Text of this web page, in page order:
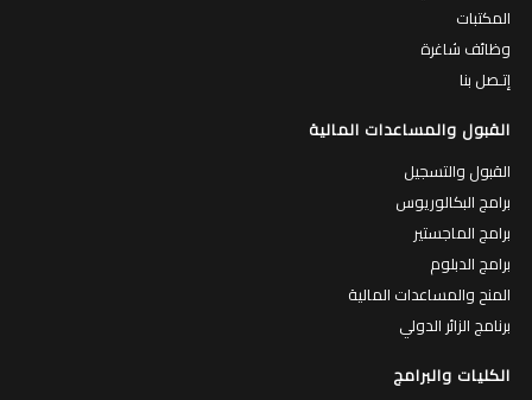
المكتبات
وظائف شاغرة
إتـصل بنا
القبول والمساعدات المالية
القبول والتسجيل
برامج البكالوريوس
برامج الماجستير
برامج الدبلوم
المنح والمساعدات المالية
برنامج الزائر الدولي
الكليات والبرامج